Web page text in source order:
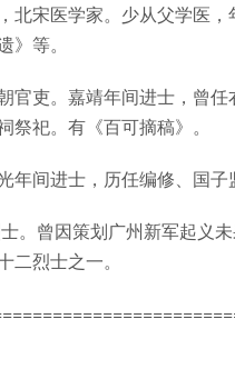
北宋医学家。少从父学医
等。
官吏。嘉靖年间进士，曾
祀。有《百可摘稿》。
年间进士，历任编修、国
。曾因策划广州新军起义
烈士之一。